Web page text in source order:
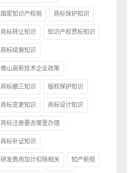
国家知识产权局 商标保护知识
商标转让知识 知识产权贯标知识
商标续展知识
佛山高新技术企业政策
商标撤三知识 版权保护知识
商标变更知识 商标设计知识
商标注册要去哪里办理
商标补证知识
研发费用加计扣除相关 知产新规